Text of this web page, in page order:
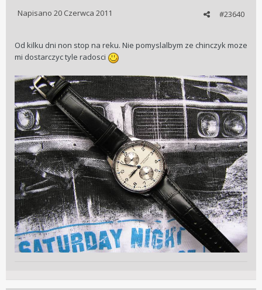
#23640
Napisano 20 Czerwca 2011
Od kilku dni non stop na reku. Nie pomyslalbym ze chinczyk moze
mi dostarczyc tyle radosci